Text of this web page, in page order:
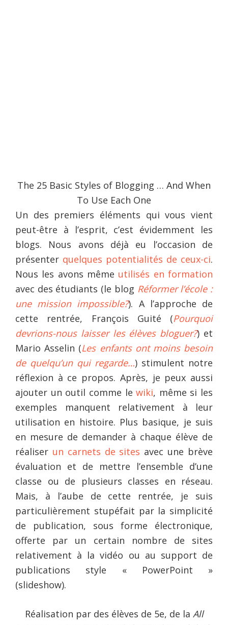
The 25 Basic Styles of Blogging … And When
To Use Each One
Un des premiers éléments qui vous vient
peut-être à l’esprit, c’est évidemment les
blogs. Nous avons déjà eu l’occasion de
présenter quelques potentialités de ceux-ci.
Nous les avons même utilisés en formation
avec des étudiants (le blog Réformer l’école :
une mission impossible?). A l’approche de
cette rentrée, François Guité (Pourquoi
devrions-nous laisser les élèves bloguer?) et
Mario Asselin (Les enfants ont moins besoin
de quelqu’un qui regarde…) stimulent notre
réflexion à ce propos. Après, je peux aussi
ajouter un outil comme lewiki, même si les
exemples manquent relativement à leur
utilisation en histoire. Plus basique, je suis
en mesure de demander à chaque élève de
réaliser un carnets de sites avec une brève
évaluation et de mettre l’ensemble d’une
classe ou de plusieurs classes en réseau.
Mais, à l’aube de cette rentrée, je suis
particulièrement stupéfait par la simplicité
de publication, sous forme électronique,
offerte par un certain nombre de sites
relativement à la vidéo ou au support de
publications style « PowerPoint »
(slideshow).
Réalisation par des élèves de 5e, de la All